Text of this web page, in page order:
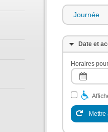
Journée
Date et
Horaires